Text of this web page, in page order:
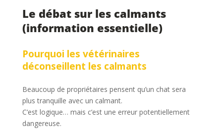
Le débat sur les calmants
(information essentielle)
Pourquoi les vétérinaires
déconseillent les calmants
Beaucoup de propriétaires pensent qu’un chat sera
plus tranquille avec un calmant.
C’est logique… mais c’est une erreur potentiellement
dangereuse.